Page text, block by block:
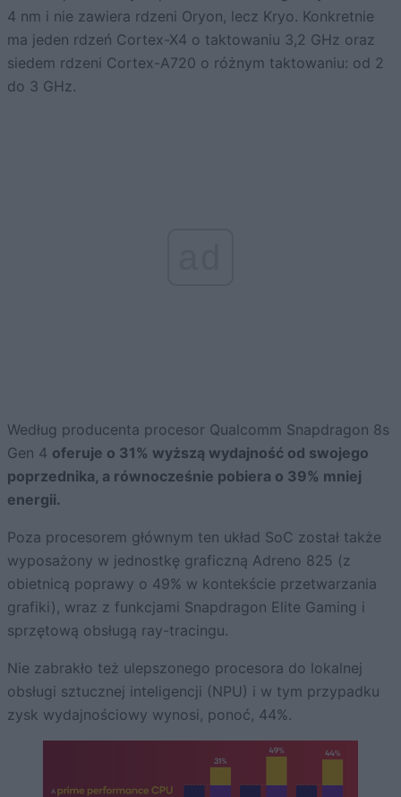
4 nm i nie zawiera rdzeni Oryon, lecz Kryo. Konkretnie
ma jeden rdzeń Cortex-X4 o taktowaniu 3,2 GHz oraz
siedem rdzeni Cortex-A720 o różnym taktowaniu: od 2
do 3 GHz.
Według producenta procesor Qualcomm Snapdragon 8s
Gen 4 oferuje o 31% wyższą wydajność od swojego
poprzednika, a równocześnie pobiera o 39% mniej
energii.
Poza procesorem głównym ten układ SoC został także
wyposażony w jednostkę graficzną Adreno 825 (z
obietnicą poprawy o 49% w kontekście przetwarzania
grafiki), wraz z funkcjami Snapdragon Elite Gaming i
sprzętową obsługą ray-tracingu.
Nie zabrakło też ulepszonego procesora do lokalnej
obsługi sztucznej inteligencji (NPU) i w tym przypadku
zysk wydajnościowy wynosi, ponoć, 44%.